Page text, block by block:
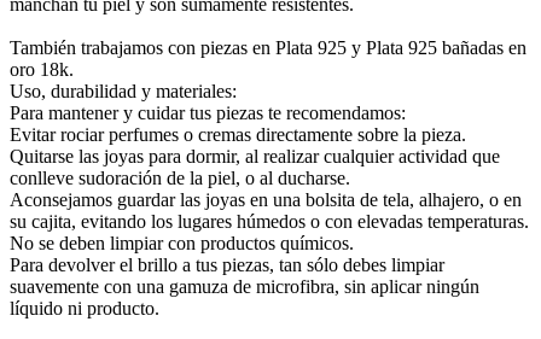
También trabajamos con piezas en Plata 925 y Plata 925 bañadas en
oro 18k.
Uso, durabilidad y materiales:
Para mantener y cuidar tus piezas te recomendamos:
Evitar rociar perfumes o cremas directamente sobre la pieza.
Quitarse las joyas para dormir, al realizar cualquier actividad que
conlleve sudoración de la piel, o al ducharse.
Aconsejamos guardar las joyas en una bolsita de tela, alhajero, o en
su cajita, evitando los lugares húmedos o con elevadas temperaturas.
No se deben limpiar con productos químicos.
Para devolver el brillo a tus piezas, tan sólo debes limpiar
suavemente con una gamuza de microfibra, sin aplicar ningún
líquido ni producto.